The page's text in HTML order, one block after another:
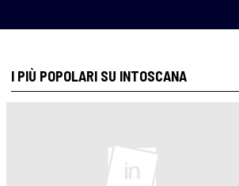
I PIÙ POPOLARI SU INTOSCANA